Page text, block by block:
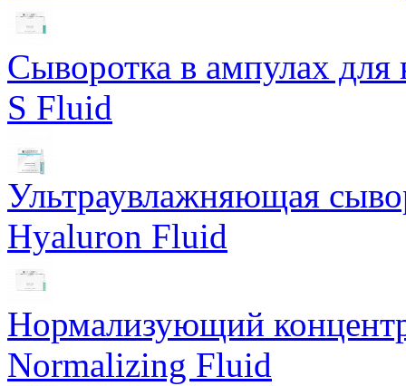
Сыворотка в ампулах для
S Fluid
Ультраувлажняющая
Hyaluron Fluid
Нормализующий
Normalizing Fluid